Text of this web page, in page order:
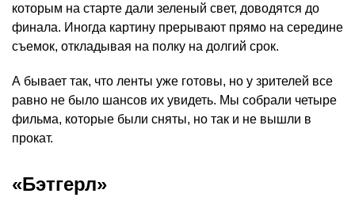
которым на старте дали зеленый свет, доводятся до
финала. Иногда картину прерывают прямо на середине
съемок, откладывая на полку на долгий срок.
А бывает так, что ленты уже готовы, но у зрителей все
равно не было шансов их увидеть. Мы собрали четыре
фильма, которые были сняты, но так и не вышли в
прокат.
«Бэтгерл»